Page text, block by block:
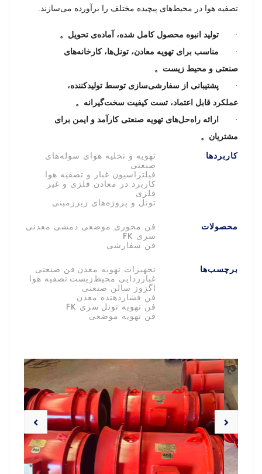
تصفیه هوا در محیط‌های پیچیده مختلف را برآورده می‌سازند.
· تولید انبوه محصول کامل شده، آماده‌ی تحویل 。
·
مناسب برای تهویه معادن، تونل‌ها، کارخانه‌های
صنعتی و محیط زیست 。
·
پشتیبانی از سفارشی‌سازی توسط تولیدکننده،
عملکرد قابل اعتماد، تست کیفیت سخت‌گیرانه 。
·
ارائه راه‌حل‌های تهویه صنعتی کارآمد و ایمن برای
مشتریان 。
کاربردها
تهویه و تخلیه هوای سوله‌های
صنعتی
فیلتراسیون غبار و تصفیه هوا
کاربرد در معادن فلزی و غیر
فلزی
تونل و پروژه‌های زیرزمینی
محصولات
فن محوری موضعی دمشی معدنی
سری FK
فن سفارشی
برچسب‌ها تجهیزات تهویه معدن فن صنعتی
غبارزدایی محیط‌زیست تصفیه هوا
اگزوز سالن صنعتی
فن فشاردهنده معدن
فن تهویه تونل سری FK
فن تهویه موضعی